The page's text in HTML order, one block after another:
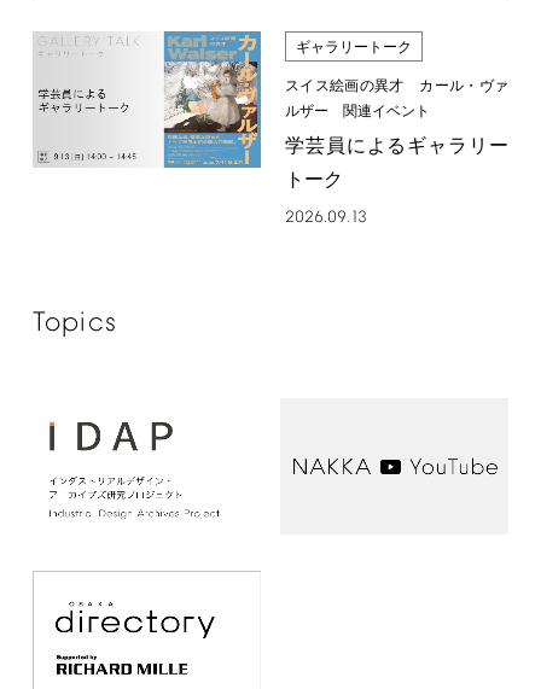
ギャラリートーク
スイス絵画の異才 カール・ヴァ
ルザー 関連イベント
学芸員によるギャラリー
トーク
2026.09.13
Topics